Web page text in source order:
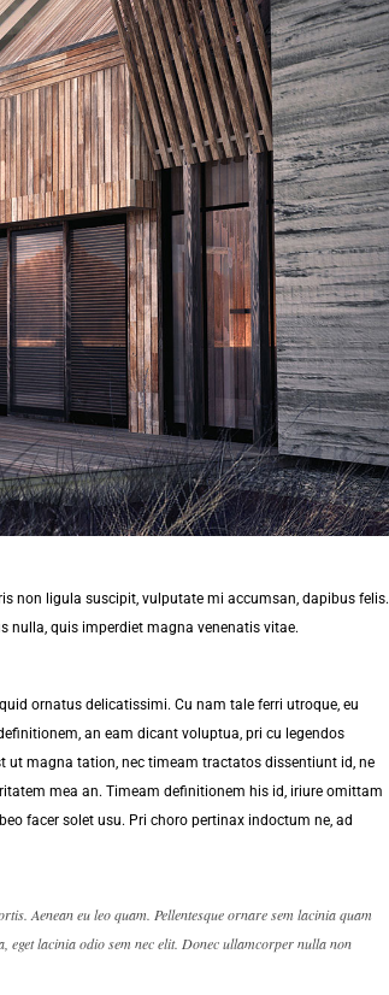
non ligula suscipit, vulputate mi accumsan, dapibus felis.
nulla, quis imperdiet magna venenatis vitae.
ornatus delicatissimi. Cu nam tale ferri utroque, eu
an eam dicant voluptua, pri cu legendos
ut magna tation, nec timeam tractatos dissentiunt id, ne
mea an. Timeam definitionem his id, iriure omittam
facer solet usu. Pri choro pertinax indoctum ne, ad
Aenean eu leo quam. Pellentesque ornare sem lacinia quam
lacinia odio sem nec elit. Donec ullamcorper nulla non